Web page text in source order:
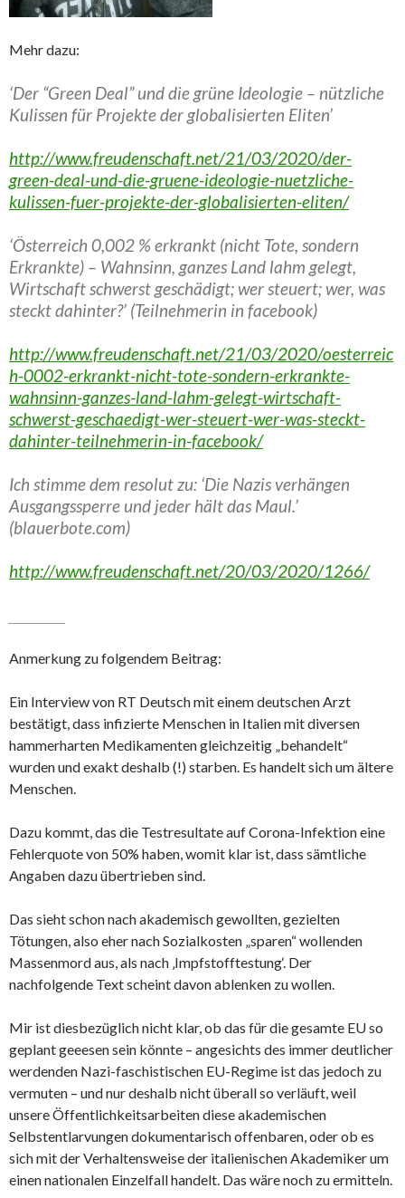
Mehr dazu:
‘Der “Green Deal” und die grüne Ideologie – nützliche
Kulissen für Projekte der globalisierten Eliten’
http://www.freudenschaft.net/21/03/2020/der-
green-deal-und-die-gruene-ideologie-nuetzliche-
kulissen-fuer-projekte-der-globalisierten-eliten/
‘Österreich 0,002 % erkrankt (nicht Tote, sondern
Erkrankte) – Wahnsinn, ganzes Land lahm gelegt,
Wirtschaft schwerst geschädigt; wer steuert; wer, was
steckt dahinter?’ (Teilnehmerin in facebook)
http://www.freudenschaft.net/21/03/2020/oesterreic
h-0002-erkrankt-nicht-tote-sondern-erkrankte-
wahnsinn-ganzes-land-lahm-gelegt-wirtschaft-
schwerst-geschaedigt-wer-steuert-wer-was-steckt-
dahinter-teilnehmerin-in-facebook/
Ich stimme dem resolut zu: ‘Die Nazis verhängen
Ausgangssperre und jeder hält das Maul.’
(blauerbote.com)
http://www.freudenschaft.net/20/03/2020/1266/
Anmerkung zu folgendem Beitrag:
Ein Interview von RT Deutsch mit einem deutschen Arzt
bestätigt, dass infizierte Menschen in Italien mit diversen
hammerharten Medikamenten gleichzeitig „behandelt“
wurden und exakt deshalb (!) starben. Es handelt sich um ältere
Menschen.
Dazu kommt, das die Testresultate auf Corona-Infektion eine
Fehlerquote von 50% haben, womit klar ist, dass sämtliche
Angaben dazu übertrieben sind.
Das sieht schon nach akademisch gewollten, gezielten
Tötungen, also eher nach Sozialkosten „sparen“ wollenden
Massenmord aus, als nach ‚Impfstofftestung‘. Der
nachfolgende Text scheint davon ablenken zu wollen.
Mir ist diesbezüglich nicht klar, ob das für die gesamte EU so
geplant geeesen sein könnte – angesichts des immer deutlicher
werdenden Nazi-faschistischen EU-Regime ist das jedoch zu
vermuten – und nur deshalb nicht überall so verläuft, weil
unsere Öffentlichkeitsarbeiten diese akademischen
Selbstentlarvungen dokumentarisch offenbaren, oder ob es
sich mit der Verhaltensweise der italienischen Akademiker um
einen nationalen Einzelfall handelt. Das wäre noch zu ermitteln.